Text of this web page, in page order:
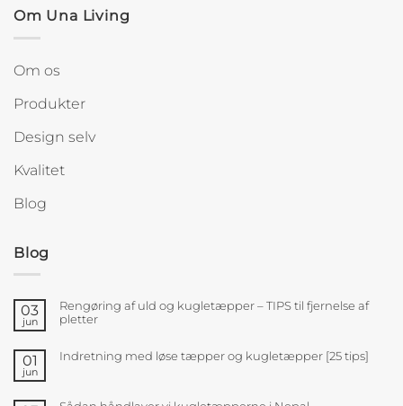
Om Una Living
Om os
Produkter
Design selv
Kvalitet
Blog
Blog
03
jun
Rengøring af uld og kugletæpper – TIPS til fjernelse af
pletter
01
jun
Indretning med løse tæpper og kugletæpper [25 tips]